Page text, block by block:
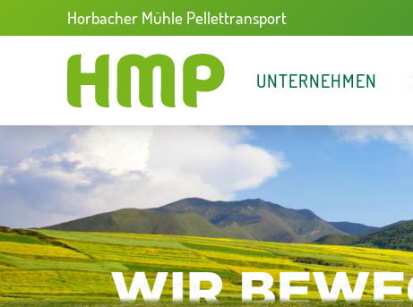
Horbacher Mühle Pellettransport
UNTERNEHMEN